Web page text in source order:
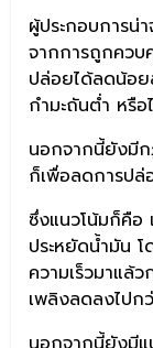
ผู้ประกอบการน่
จากการถูกควบ
ปล่อยได้ลดน้อย
กำมะถันต่ำ หรื
นอกจากนี้ยังมี
ก็เพื่อลดการปล่
ซึ่งแนวโน้มก็คือ
ประหยัดน้ำมัน
ความเร็วมาแล้
เพลิงลดลงไปก